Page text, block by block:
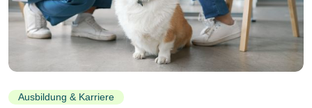
Ausbildung & Karriere